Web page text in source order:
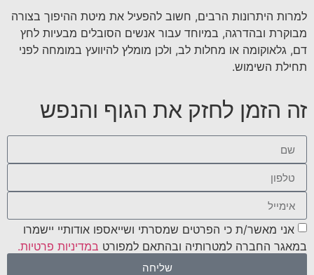
למרות היתרונות הרבים, חשוב להפעיל את מיטת ההיפוך בצורה
מבוקרת ובהדרגה, במיוחד עבור אנשים הסובלים מבעיות לחץ
דם, גלאוקומה או מחלות לב, ולכן מומלץ להיוועץ במומחה לפני
תחילת השימוש.
זה הזמן לחזק את הגוף והנפש
אני מאשר/ת כי הפרטים שמסרתי ושייאספו אודותיי יישמרו
במאגר החברה למטרותיה ובהתאם למפורט במדיניות פרטיות.
שליחה